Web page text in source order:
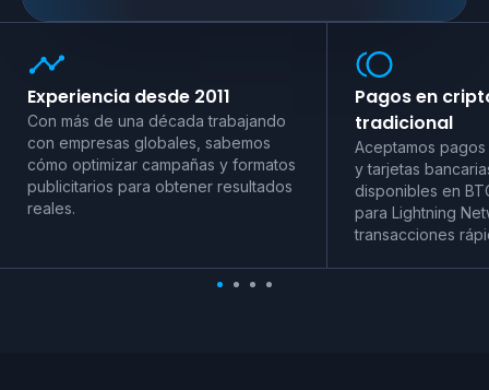
Experiencia desde 2011
Con más de una década trabajando
con empresas globales, sabemos
cómo optimizar campañas y formatos
publicitarios para obtener resultados
reales.
Pagos en
tradicional
Aceptamos
y tarjetas
disponibles en
para Lightning
transacciones